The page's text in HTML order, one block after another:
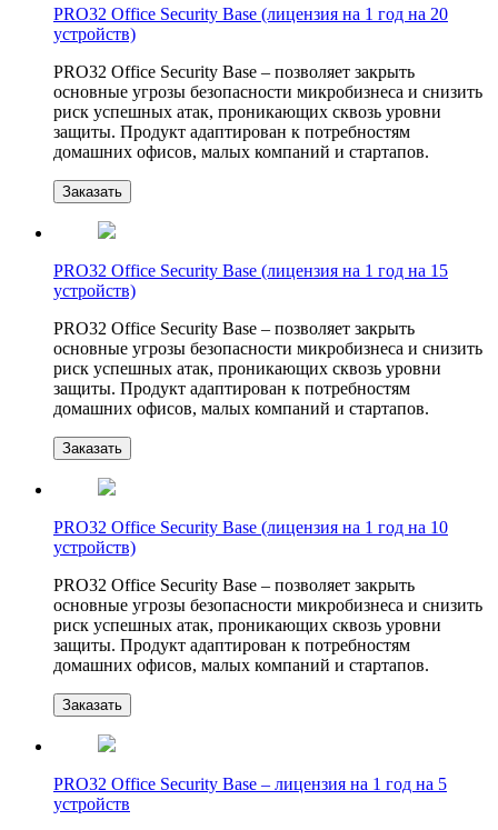
PRO32 Office Security Base (лицензия на 1 год на 20
устройств)
PRO32 Office Security Base – позволяет закрыть
основные угрозы безопасности микробизнеса и снизить
риск успешных атак, проникающих сквозь уровни
защиты. Продукт адаптирован к потребностям
домашних офисов, малых компаний и стартапов.
Заказать
PRO32 Office Security Base (лицензия на 1 год на 15
устройств)
PRO32 Office Security Base – позволяет закрыть
основные угрозы безопасности микробизнеса и снизить
риск успешных атак, проникающих сквозь уровни
защиты. Продукт адаптирован к потребностям
домашних офисов, малых компаний и стартапов.
Заказать
PRO32 Office Security Base (лицензия на 1 год на 10
устройств)
PRO32 Office Security Base – позволяет закрыть
основные угрозы безопасности микробизнеса и снизить
риск успешных атак, проникающих сквозь уровни
защиты. Продукт адаптирован к потребностям
домашних офисов, малых компаний и стартапов.
Заказать
PRO32 Office Security Base – лицензия на 1 год на 5
устройств